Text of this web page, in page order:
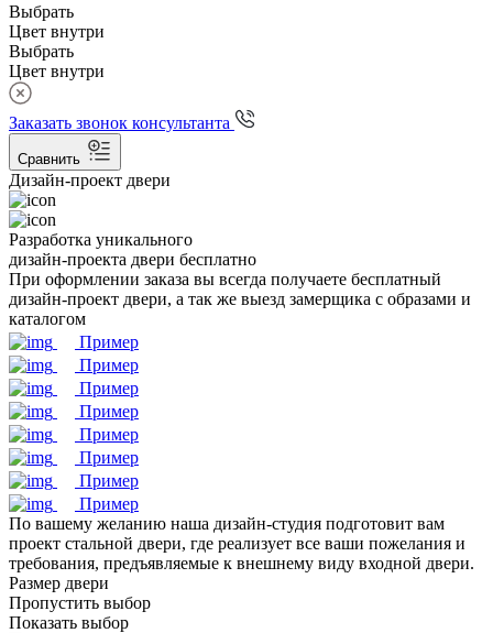
Выбрать
Цвет внутри
Выбрать
Цвет внутри
Заказать звонок консультанта
Сравнить
Дизайн-проект двери
Разработка уникального
дизайн-проекта двери бесплатно
При оформлении заказа вы всегда получаете бесплатный
дизайн-проект двери, а так же выезд замерщика с образами и
каталогом
Пример
Пример
Пример
Пример
Пример
Пример
Пример
Пример
По вашему желанию наша дизайн-студия подготовит вам
проект стальной двери, где реализует все ваши пожелания и
требования, предъявляемые к внешнему виду входной двери.
Размер двери
Пропустить выбор
Показать выбор